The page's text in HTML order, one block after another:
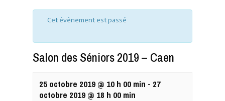
Cet évènement est passé
Salon des Séniors 2019 – Caen
25 octobre 2019 @ 10 h 00 min - 27
octobre 2019 @ 18 h 00 min